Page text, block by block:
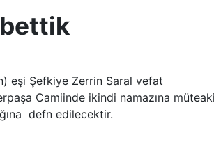
eşi Şefkiye Zerrin Saral vefat
Camiinde ikindi namazına
defn edilecektir.